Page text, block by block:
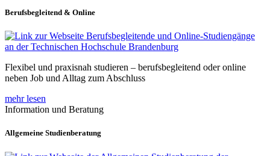
Berufsbegleitend & Online
Flexibel und praxisnah studieren – berufsbegleitend oder online
neben Job und Alltag zum Abschluss
mehr lesen
Information und Beratung
Allgemeine Studienberatung